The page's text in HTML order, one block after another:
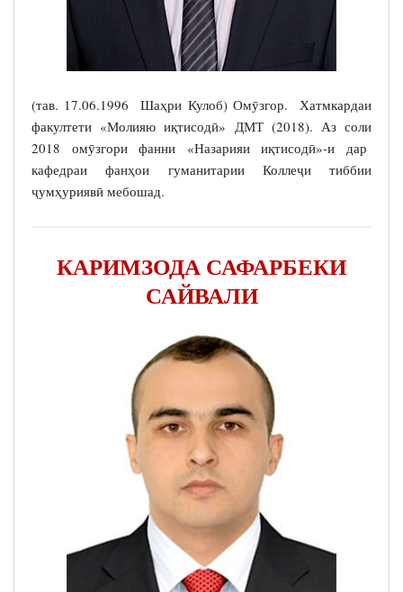
(тав. 17.06.1996 Шаҳри Кулоб) Омӯзгор. Хатмкардаи
факултети «Молияю иқтисодӣ» ДМТ (2018). Аз соли
2018 омӯзгори фанни «Назарияи иқтисодӣ»-и дар
кафедраи фанҳои гуманитарии Коллеҷи тиббии
ҷумҳуриявӣ мебошад.
КАРИМЗОДА САФАРБЕКИ
САЙВАЛИ